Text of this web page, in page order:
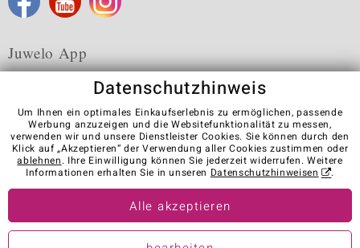
Juwelo App
Karriere AGB Datenschutz Cookies
Impressum
Kontakt
Vertrag widerrufen
Visit our stores in other countries:
© Juwelo Deutschland GmbH (ein Tochterunternehmen der elumeo
Datenschutzhinweis
Um Ihnen ein optimales Einkaufserlebnis zu ermöglichen, passende
Werbung anzuzeigen und die Websitefunktionalität zu messen,
verwenden wir und unsere Dienstleister Cookies. Sie können durch den
Klick auf „Akzeptieren“ der Verwendung aller Cookies zustimmen oder
ablehnen. Ihre Einwilligung können Sie jederzeit widerrufen. Weitere
Informationen erhalten Sie in unseren Datenschutzhinweisen .
Alle akzeptieren